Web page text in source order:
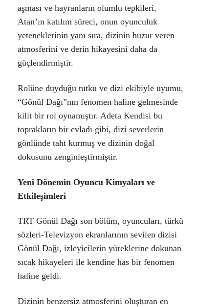
aşması ve hayranların olumlu tepkileri,
Atan’ın katılım süreci, onun oyunculuk
yeteneklerinin yanı sıra, dizinin huzur veren
atmosferini ve derin hikayesini daha da
güçlendirmiştir.
Rolüne duyduğu tutku ve dizi ekibiyle uyumu,
“Gönül Dağı”nın fenomen haline gelmesinde
kilit bir rol oynamıştır. Adeta Kendisi bu
toprakların bir evladı gibi, dizi severlerin
gönlünde taht kurmuş ve dizinin doğal
dokusunu zenginleştirmiştir.
Yeni Dönemin Oyuncu Kimyaları ve
Etkileşimleri
TRT Gönül Dağı son bölüm, oyuncuları, türkü
sözleri-Televizyon ekranlarının sevilen dizisi
Gönül Dağı, izleyicilerin yüreklerine dokunan
sıcak hikayeleri ile kendine has bir fenomen
haline geldi.
Dizinin benzersiz atmosferini oluşturan en